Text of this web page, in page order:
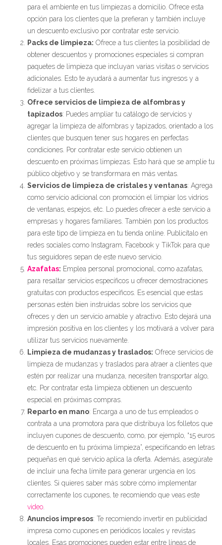
para el ambiente en tus limpiezas a domicilio. Ofrece esta
opción para los clientes que la prefieran y también incluye
un descuento exclusivo por contratar este servicio.
Packs de limpieza: Ofrece a tus clientes la posibilidad de
obtener descuentos y promociones especiales si compran
paquetes de limpieza que incluyan varias visitas o servicios
adicionales. Esto te ayudará a aumentar tus ingresos y a
fidelizar a tus clientes.
Ofrece servicios de limpieza de alfombras y
tapizados: Puedes ampliar tu catálogo de servicios y
agregar la limpieza de alfombras y tapizados, orientado a los
clientes que busquen tener sus hogares en perfectas
condiciones. Por contratar este servicio obtienen un
descuento en próximas limpiezas. Esto hará que se amplíe tu
público objetivo y se transformara en más ventas.
Servicios de limpieza de cristales y ventanas: Agrega
como servicio adicional con promoción el limpiar los vidrios
de ventanas, espejos, etc. Lo puedes ofrecer a este servicio a
empresas y hogares familiares. También pon los productos
para este tipo de limpieza en tu tienda online. Publicítalo en
redes sociales como Instagram, Facebook y TikTok para que
tus seguidores sepan de este nuevo servicio.
Azafatas: Emplea personal promocional, como azafatas,
para resaltar servicios específicos u ofrecer demostraciones
gratuitas con productos específicos. Es esencial que estas
personas estén bien instruidas sobre los servicios que
ofreces y den un servicio amable y atractivo. Esto dejará una
impresión positiva en los clientes y los motivará a volver para
utilizar tus servicios nuevamente.
Limpieza de mudanzas y traslados: Ofrece servicios de
limpieza de mudanzas y traslados para atraer a clientes que
estén por realizar una mudanza, necesiten transportar algo,
etc. Por contratar esta limpieza obtienen un descuento
especial en próximas compras.
Reparto en mano: Encarga a uno de tus empleados o
contrata a una promotora para que distribuya los folletos que
incluyen cupones de descuento, como, por ejemplo, “15 euros
de descuento en tu próxima limpieza”, especificando en letras
pequeñas en qué servicio aplica la oferta. Además, asegúrate
de incluir una fecha límite para generar urgencia en los
clientes. Si quieres saber más sobre cómo implementar
correctamente los cupones, te recomiendo que veas este
video.
Anuncios impresos: Te recomiendo invertir en publicidad
impresa como cupones en periódicos locales y revistas
locales. Esas promociones pueden estar entre líneas de